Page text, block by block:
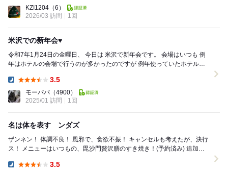
KZI1204 （6）
2026/03 訪問
1回
米沢での新年会♥️
令和7年1月24日の金曜日、 今日は 米沢で新年会です。 会場はいつも 例
年はホテルの会場で行うのが多かったのですが 例年使っていたホテルが
3.5
モーパパ （4900）
2025/01 訪問
1回
名は体を表す ンダズ
ザンネン！ 体調不良！ 風邪で、食欲不振！ キャンセルも考えたが、決行
ス！ メニューはいつもの、毘沙門贅沢膳のすき焼き！(予約済み) 追加
3.5